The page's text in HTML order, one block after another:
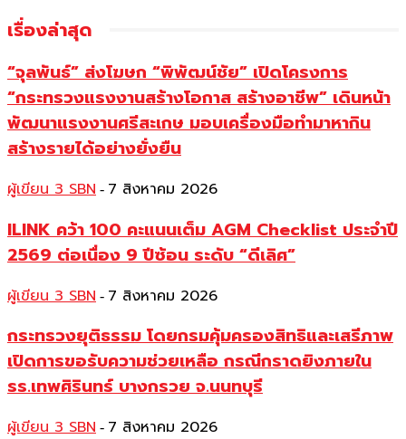
เรื่องล่าสุด
“จุลพันธ์” ส่งโฆษก “พิพัฒน์ชัย” เปิดโครงการ
“กระทรวงแรงงานสร้างโอกาส สร้างอาชีพ” เดินหน้า
พัฒนาแรงงานศรีสะเกษ มอบเครื่องมือทำมาหากิน
สร้างรายได้อย่างยั่งยืน
ผู้เขียน 3 SBN - 7 สิงหาคม 2026
ILINK คว้า 100 คะแนนเต็ม AGM Checklist ประจำปี
2569 ต่อเนื่อง 9 ปีซ้อน ระดับ “ดีเลิศ”
ผู้เขียน 3 SBN - 7 สิงหาคม 2026
กระทรวงยุติธรรม โดยกรมคุ้มครองสิทธิและเสรีภาพ
เปิดการขอรับความช่วยเหลือ กรณีกราดยิงภายใน
รร.เทพศิรินทร์ บางกรวย จ.นนทบุรี
ผู้เขียน 3 SBN - 7 สิงหาคม 2026